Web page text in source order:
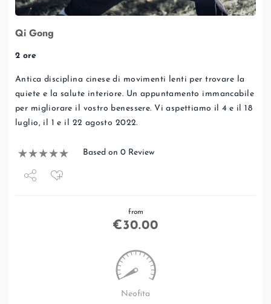
Qi Gong
2 ore
Antica disciplina cinese di movimenti lenti per trovare la
quiete e la salute interiore. Un appuntamento immancabile
per migliorare il vostro benessere. Vi aspettiamo il 4 e il 18
luglio, il 1 e il 22 agosto 2022.
Based on 0 Review
from
€30.00
Neofita